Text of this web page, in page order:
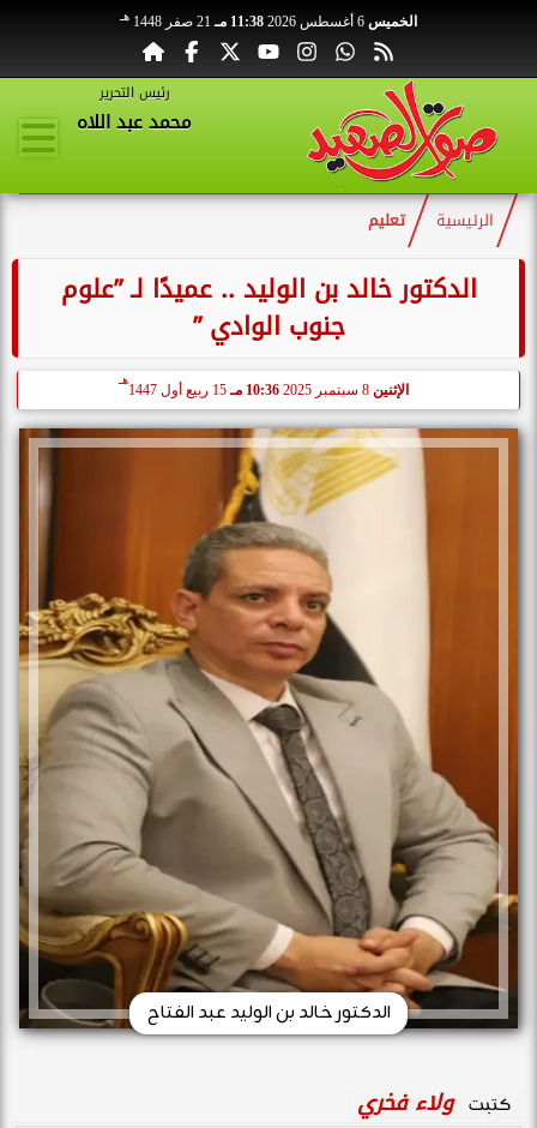
الخميس 11:38 مـ 21 صفر 1448 هـ
رئيس التحرير
محمد عبد اللاه
الرئيسية تعليم
الدكتور خالد بن الوليد .. عميدًا لـ ”علوم
جنوب الوادي ”
الإثنين 10:36 مـ 15 ربيع أول 1447
هـ
الدكتور خالد بن الوليد عبد الفتاح
كتبت ولاء فخري